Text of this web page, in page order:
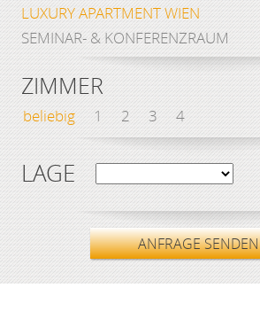
LUXURY APARTMENT WIEN
SEMINAR- & KONFERENZRAUM
ZIMMER
beliebig 1 2 3 4
LAGE
ANFRAGE SENDEN